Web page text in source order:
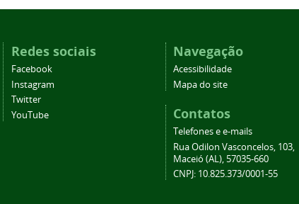
Redes sociais
Facebook
Instagram
Twitter
YouTube
Navegação
Acessibilidade
Mapa do site
Contatos
Telefones e e-mails
Rua Odilon Vasconcelos, 103,
Maceió (AL), 57035-660
CNPJ: 10.825.373/0001-55